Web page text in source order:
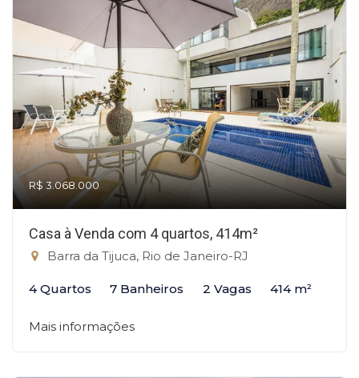
R$ 3.068.000
Casa à Venda com 4 quartos, 414m²
Barra da Tijuca, Rio de Janeiro-RJ
4 Quartos 7 Banheiros 2 Vagas 414 m²
Mais informações